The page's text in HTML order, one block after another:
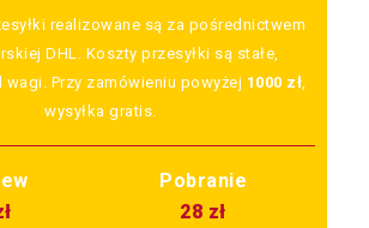
realizowane są za pośrednictwem
DHL. Koszty przesyłki są stałe,
wagi. Przy zamówieniu powyżej 1000 zł
wysyłka gratis.
Pobranie
28 zł